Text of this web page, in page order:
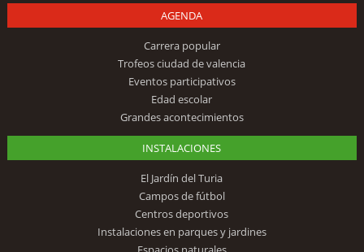
AGENDA
Carrera popular
Trofeos ciudad de valencia
Eventos participativos
Edad escolar
Grandes acontecimientos
INSTALACIONES
El Jardín del Turia
Campos de fútbol
Centros deportivos
Instalaciones en parques y jardines